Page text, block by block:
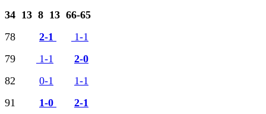
34 13 8 13 66-65
78 2-1
1-1
79
1-1
2-0
82 0-1
1-1
91 1-0
2-1